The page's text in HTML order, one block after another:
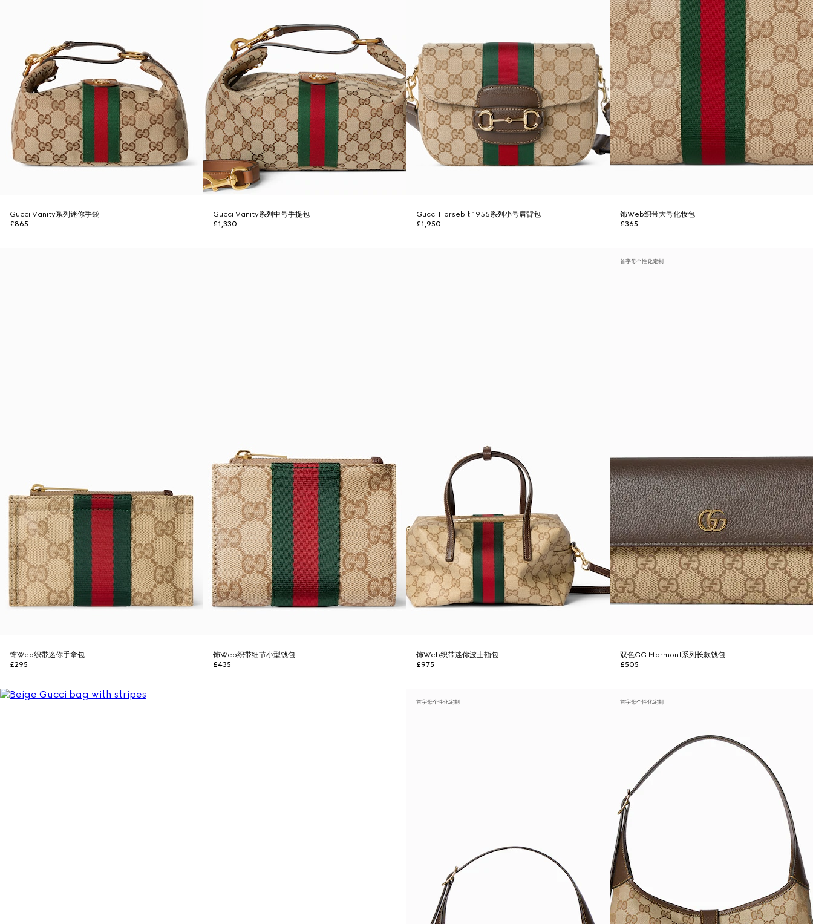
Gucci Vanity系列迷你手袋
£865
Gucci Vanity系列中号手提包
£1,330
Gucci Horsebit 1955系列小号肩背包
£1,950
饰Web织带大号化妆包
£365
饰Web织带迷你手拿包
£295
饰Web织带细节小型钱包
£435
饰Web织带迷你波士顿包
£975
首字母个性化定制
双色GG Marmont系列长款钱包
£505
首字母个性化定制 首字母个性化定制